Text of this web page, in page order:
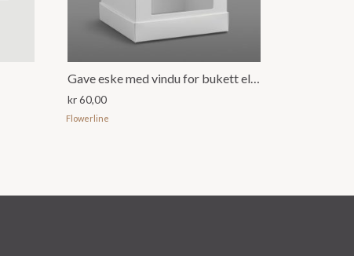
Gave eske med vindu for bukett eller dekorasjon, Hvit
kr60,00
Flowerline